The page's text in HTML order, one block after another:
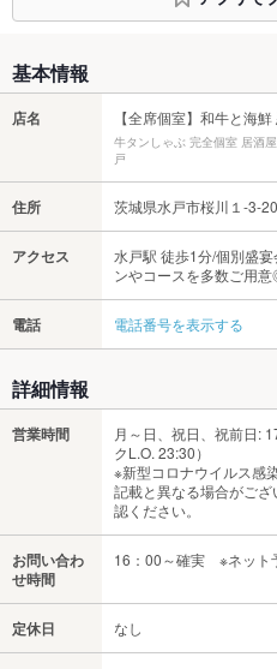
基本情報
店名 【全席個室】和牛と海
牛タンしゃぶ 完全個室 居酒
戸
住所 茨城県水戸市桜川１-3-
アクセス
水戸駅 徒歩1分/個別盛
ンやコースを多数ご用
電話 電話番号を表示する
詳細情報
営業時間
月～日、祝日、祝前日:
クL.O. 23:30）
※新型コロナウイルス感
記載と異なる場合がご
認ください。
お問い合わ
せ時間
16：00～確実 ※ネット
定休日 なし